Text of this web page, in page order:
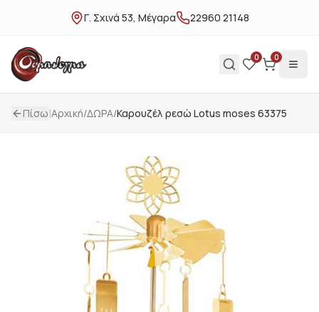
Γ. Σχινά 53, Μέγαρα 22960 21148
0 0
Πίσω|Αρχική/ΔΩΡΑ/Καρουζέλ ρεσώ Lotus moses 63375